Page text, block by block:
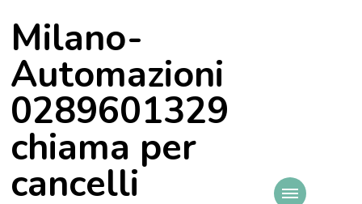
Milano-
Automazioni
0289601329
chiama per
cancelli